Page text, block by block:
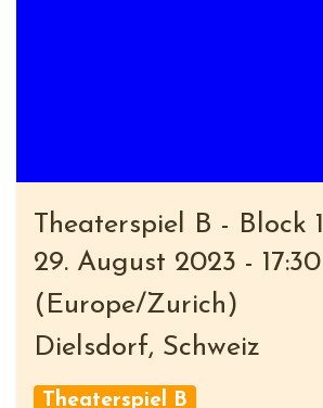
Theaterspiel B - Block 1
29. August 2023 - 17:30
( Europe/Zurich )
Dielsdorf, Schweiz
Theaterspiel B